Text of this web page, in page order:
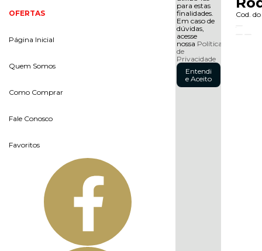
OFERTAS
Página Inicial
Quem Somos
Como Comprar
Fale Conosco
Favoritos
para estas
finalidades.
Em caso de
dúvidas,
acesse
nossa Política
de
Privacidade
Entendi
e Aceito
Cod.